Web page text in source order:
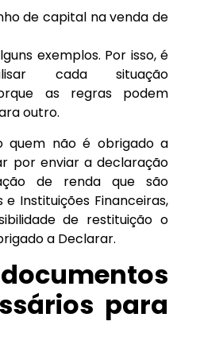
de capital na venda de
exemplos. Por isso, é
cada situação
as regras podem
outro.
quem não é obrigado a
por enviar a declaração
de renda que são
e Instituições Financeiras,
de restituição o
a Declarar.
para